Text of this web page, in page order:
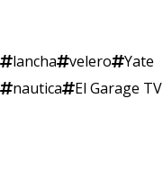
lancha velero
Yate
nautica
El Garage TV